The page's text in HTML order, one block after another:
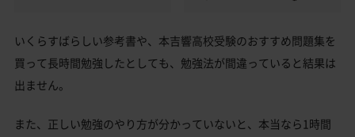
いくらすばらしい参考書や、本吉響高校受験のおすすめ問題集を
買って長時間勉強したとしても、勉強法が間違っていると結果は
出ません。
また、正しい勉強のやり方が分かっていないと、本当なら1時間